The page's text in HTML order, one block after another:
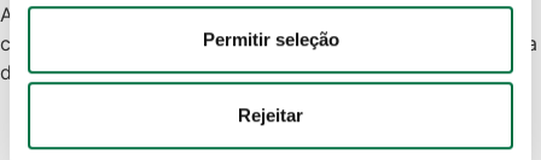
informações acerca da sua utilização do site com os
nossos parceiros de redes sociais, de publicidade e de
que lhes forneceu ou recolhidas por estes a partir da sua
utilização dos respetivos serviços.
Permitir seleção
Rejeitar
A comunicação clara e transparente é fundamental para a
credibilidade e eficácia de uma estratégia ESG. A empresa
deve:
compromissos, objetivos e ações ESG;